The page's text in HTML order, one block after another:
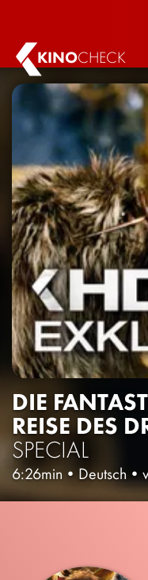
KINOCHECK
DIE
REISE DES
SPECIAL
6:26min • Deutsch •